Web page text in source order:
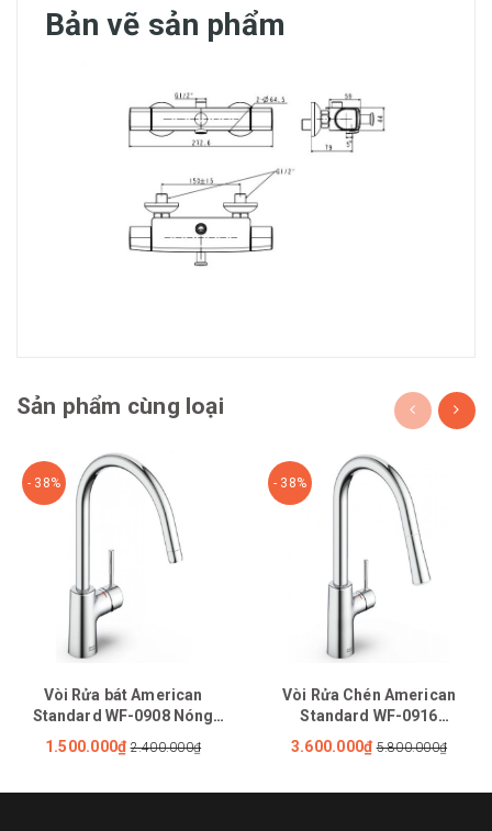
Bản vẽ sản phẩm
Sản phẩm cùng loại
- 38%
Vòi Rửa bát American
Standard WF-0908 Nóng
Lạnh
1.500.000₫ 2.400.000₫
- 38%
Vòi Rửa Chén American
Standard WF-0916
(1009160000) Nóng Lạnh Rút
Dây Agate
3.600.000₫ 5.800.000₫